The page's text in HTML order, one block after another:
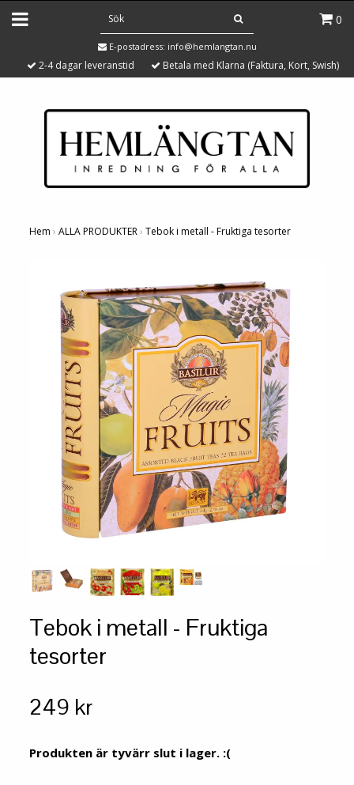
0
E-postadress: info@hemlangtan.nu
2-4 dagar leveranstid Betala med Klarna (Faktura, Kort, Swish)
Hem › ALLA PRODUKTER› Tebok i metall - Fruktiga tesorter
Tebok i metall - Fruktiga
tesorter
249 kr
Produkten är tyvärr slut i lager. :(